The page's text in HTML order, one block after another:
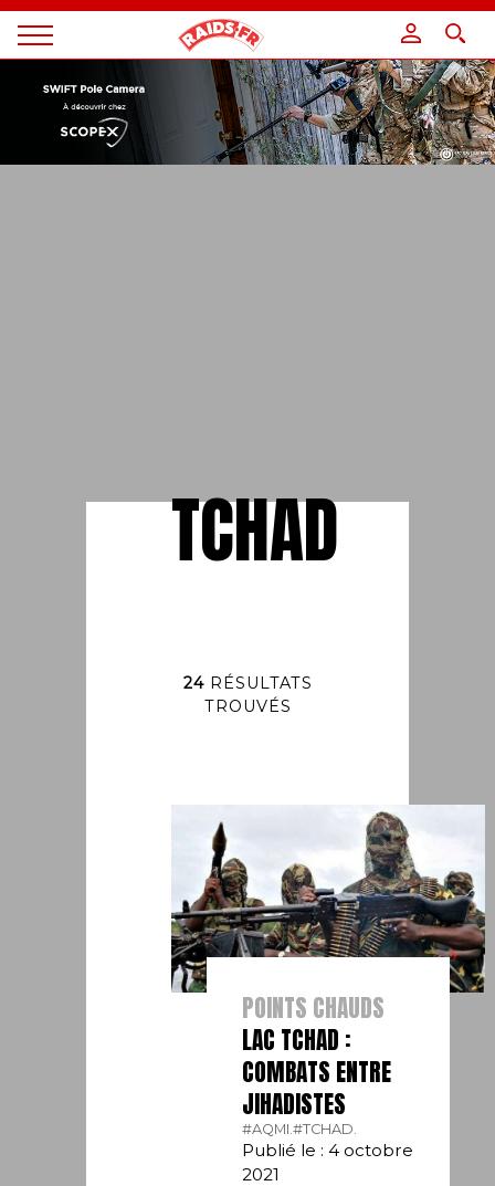
Magazine
TCHAD
24RÉSULTATS
TROUVÉS
POINTS CHAUDS
LAC TCHAD :
COMBATS ENTRE
JIHADISTES
#AQMI.#TCHAD.
Publié le : 4 octobre
2021
Panneau de gestion des cookies